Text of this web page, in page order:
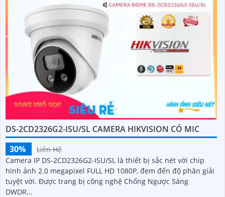
DS-2CD2326G2-ISU/SL CAMERA HIKVISION CÓ MIC
30%
Liên Hệ
Camera IP DS-2CD2326G2-ISU/SL là thiết bị sắc nét với chip
hình ảnh 2.0 megapixel FULL HD 1080P, đem đến độ phân giải
tuyệt vời. Được trang bị công nghệ Chống Ngược Sáng
DWDR...